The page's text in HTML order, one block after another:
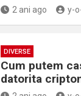
2 ani ago y-
DIVERSE
Cum putem
datorita